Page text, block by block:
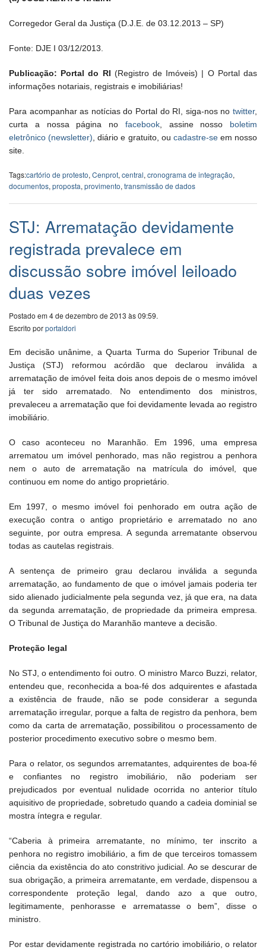
Corregedor Geral da Justiça (D.J.E. de 03.12.2013 – SP)
Fonte: DJE I 03/12/2013.
Publicação: Portal do RI (Registro de Imóveis) | O Portal das
informações notariais, registrais e imobiliárias!
Para acompanhar as notícias do Portal do RI, siga-nos no twitter,
curta a nossa página no facebook, assine nosso boletim
eletrônico (newsletter) , diário e gratuito, ou cadastre-seem nosso
site.
Tags:cartório de protesto, Cenprot, central, cronograma de integração,
documentos, proposta, provimento, transmissão de dados
STJ: Arrematação devidamente
registrada prevalece em
discussão sobre imóvel leiloado
duas vezes
Postado em 4 de dezembro de 2013 às 09:59.
Escrito porportaldori
Em decisão unânime, a Quarta Turma do Superior Tribunal de
Justiça (STJ) reformou acórdão que declarou inválida a
arrematação de imóvel feita dois anos depois de o mesmo imóvel
já ter sido arrematado. No entendimento dos ministros,
prevaleceu a arrematação que foi devidamente levada ao registro
imobiliário.
O caso aconteceu no Maranhão. Em 1996, uma empresa
arrematou um imóvel penhorado, mas não registrou a penhora
nem o auto de arrematação na matrícula do imóvel, que
continuou em nome do antigo proprietário.
Em 1997, o mesmo imóvel foi penhorado em outra ação de
execução contra o antigo proprietário e arrematado no ano
seguinte, por outra empresa. A segunda arrematante observou
todas as cautelas registrais.
A sentença de primeiro grau declarou inválida a segunda
arrematação, ao fundamento de que o imóvel jamais poderia ter
sido alienado judicialmente pela segunda vez, já que era, na data
da segunda arrematação, de propriedade da primeira empresa.
O Tribunal de Justiça do Maranhão manteve a decisão.
Proteção legal
No STJ, o entendimento foi outro. O ministro Marco Buzzi, relator,
entendeu que, reconhecida a boa-fé dos adquirentes e afastada
a existência de fraude, não se pode considerar a segunda
arrematação irregular, porque a falta de registro da penhora, bem
como da carta de arrematação, possibilitou o processamento de
posterior procedimento executivo sobre o mesmo bem.
Para o relator, os segundos arrematantes, adquirentes de boa-fé
e confiantes no registro imobiliário, não poderiam ser
prejudicados por eventual nulidade ocorrida no anterior título
aquisitivo de propriedade, sobretudo quando a cadeia dominial se
mostra íntegra e regular.
“Caberia à primeira arrematante, no mínimo, ter inscrito a
penhora no registro imobiliário, a fim de que terceiros tomassem
ciência da existência do ato constritivo judicial. Ao se descurar de
sua obrigação, a primeira arrematante, em verdade, dispensou a
correspondente proteção legal, dando azo a que outro,
legitimamente, penhorasse e arrematasse o bem”, disse o
ministro.
Por estar devidamente registrada no cartório imobiliário, o relator